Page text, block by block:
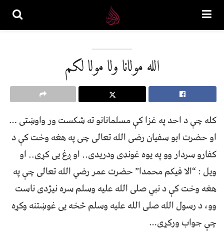
الله مولانا ولا مولا لكم
كله چې د احد په غزا کې مسلمانانو ته شکست ور واوښتی …
او حضرت ابو سفیان رضی الله تعالی چی په هغه وخت کې د
کفارو سردار وو په یوه غونډی ودریدی.. او ږغ یی کړی.. او
ویل : “الا فیکم محمدا” حضرت عمر رضي الله تعالى چې په
هغه وخت کې د نبي صلی الله علیه وسلم سره نیژدی ناست
وو، د رسول الله صلی الله علیه وسلم څخه یی غوښتنه وکړه
چې جواب ورکړی…